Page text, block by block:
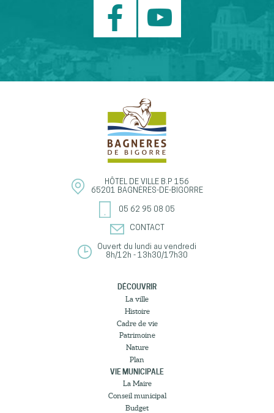
HÔTEL DE VILLE B.P 156
65201 BAGNÈRES-DE-BIGORRE
05 62 95 08 05
CONTACT
Ouvert du lundi au vendredi
8h/12h - 13h30/17h30
DÉCOUVRIR
La ville
Histoire
Cadre de vie
Patrimoine
Nature
Plan
VIE MUNICIPALE
La Maire
Conseil municipal
Budget